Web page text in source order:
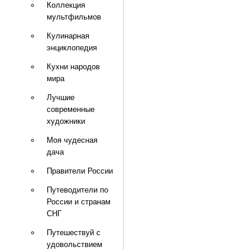
Коллекция
мультфильмов
Кулинарная
энциклопедия
Кухни народов
мира
Лучшие
современные
художники
Моя чудесная
дача
Правители России
Путеводители по
России и странам
СНГ
Путешествуй с
удовольствием